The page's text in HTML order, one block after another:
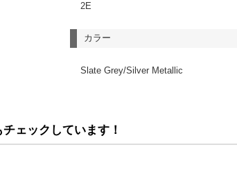
2E
カラー
Slate Grey/Silver Metallic
ェックしています！